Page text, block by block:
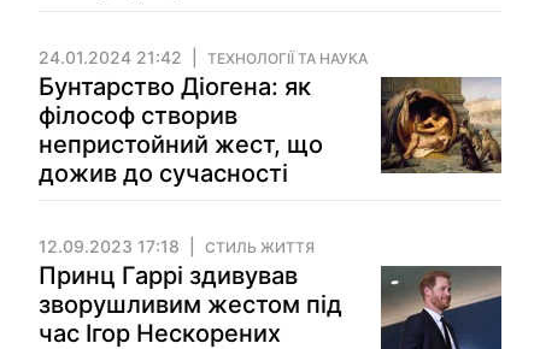
24.01.2024 21:42 ТЕХНОЛОГІЇ ТА НАУКА
Бунтарство Діогена: як
філософ створив
непристойний жест, що
дожив до сучасності
12.09.2023 17:18 СТИЛЬ ЖИТТЯ
Принц Гаррі здивував
зворушливим жестом під
час Ігор Нескорених